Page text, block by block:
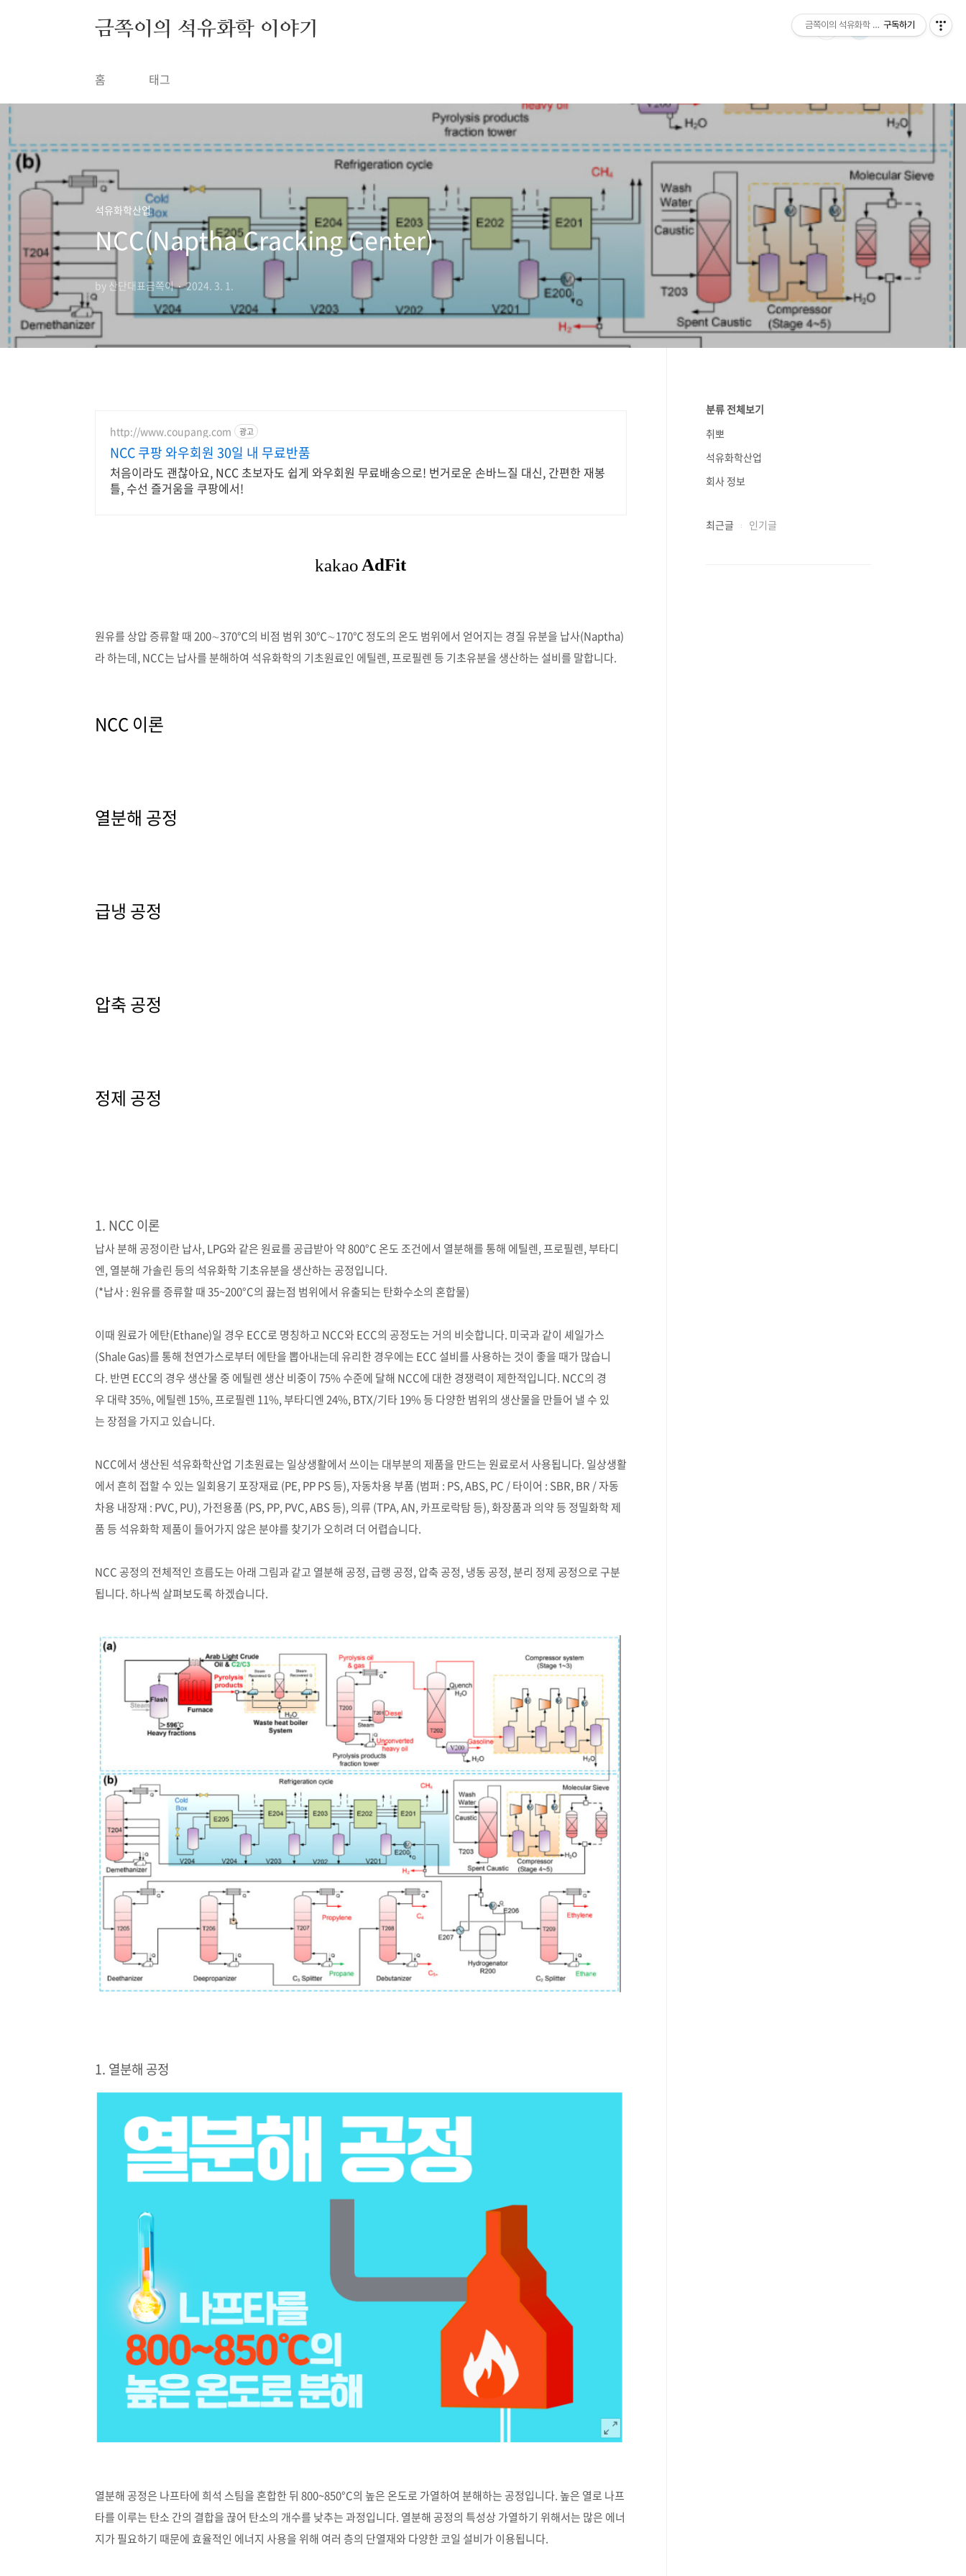
금쪽이의 석유화학 이야기
홈 태그
석유화학산업
NCC(Naptha Cracking Center)
by 산단대표금쪽이 2024. 3. 1.
http://www.coupang.com 광고
NCC 쿠팡 와우회원 30일 내 무료반품
처음이라도 괜찮아요, NCC 초보자도 쉽게 와우회원 무료배송으로! 번거로운 손바느질 대신, 간편한 재봉
틀, 수선 즐거움을 쿠팡에서!
원유를 상압 증류할 때 200∼370℃의 비점 범위 30℃∼170℃ 정도의 온도 범위에서 얻어지는 경질 유분을 납사(Naptha)
라 하는데, NCC는 납사를 분해하여 석유화학의 기초원료인 에틸렌, 프로필렌 등 기초유분을 생산하는 설비를 말합니다.
NCC 이론
열분해 공정
급냉 공정
압축 공정
정제 공정
1. NCC 이론
납사 분해 공정이란 납사, LPG와 같은 원료를 공급받아 약 800°C 온도 조건에서 열분해를 통해 에틸렌, 프로필렌, 부타디
엔, 열분해 가솔린 등의 석유화학 기초유분을 생산하는 공정입니다.
(*납사 : 원유를 증류할 때 35~200°C의 끓는점 범위에서 유출되는 탄화수소의 혼합물)
이때 원료가 에탄(Ethane)일 경우 ECC로 명칭하고 NCC와 ECC의 공정도는 거의 비슷합니다. 미국과 같이 셰일가스
(Shale Gas)를 통해 천연가스로부터 에탄을 뽑아내는데 유리한 경우에는 ECC 설비를 사용하는 것이 좋을 때가 많습니
다. 반면 ECC의 경우 생산물 중 에틸렌 생산 비중이 75% 수준에 달해 NCC에 대한 경쟁력이 제한적입니다. NCC의 경
우 대략 35%, 에틸렌 15%, 프로필렌 11%, 부타디엔 24%, BTX/기타 19% 등 다양한 범위의 생산물을 만들어 낼 수 있
는 장점을 가지고 있습니다.
NCC에서 생산된 석유화학산업 기초원료는 일상생활에서 쓰이는 대부분의 제품을 만드는 원료로서 사용됩니다. 일상생활
에서 흔히 접할 수 있는 일회용기 포장재료 (PE, PP PS 등), 자동차용 부품 (범퍼 : PS, ABS, PC / 타이어 : SBR, BR / 자동
차용 내장재 : PVC, PU), 가전용품 (PS, PP, PVC, ABS 등), 의류 (TPA, AN, 카프로락탐 등), 화장품과 의약 등 정밀화학 제
품 등 석유화학 제품이 들어가지 않은 분야를 찾기가 오히려 더 어렵습니다.
NCC 공정의 전체적인 흐름도는 아래 그림과 같고 열분해 공정, 급랭 공정, 압축 공정, 냉동 공정, 분리 정제 공정으로 구분
됩니다. 하나씩 살펴보도록 하겠습니다.
1. 열분해 공정
열분해 공정은 나프타에 희석 스팀을 혼합한 뒤 800~850°C의 높은 온도로 가열하여 분해하는 공정입니다. 높은 열로 나프
타를 이루는 탄소 간의 결합을 끊어 탄소의 개수를 낮추는 과정입니다. 열분해 공정의 특성상 가열하기 위해서는 많은 에너
지가 필요하기 때문에 효율적인 에너지 사용을 위해 여러 층의 단열재와 다양한 코일 설비가 이용됩니다.
분류 전체보기
취뽀
석유화학산업
회사 정보
최근글 인기글
금쪽이의 석유화학 이야기구독하기